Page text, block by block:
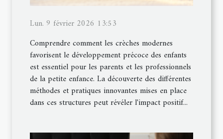
Lun. 9 février 2026 13:53
Comprendre comment les crèches modernes
favorisent le développement précoce des enfants
est essentiel pour les parents et les professionnels
de la petite enfance. La découverte des différentes
méthodes et pratiques innovantes mises en place
dans ces structures peut révéler l'impact positif...